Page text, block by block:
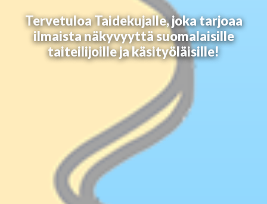
Tervetuloa Taidekujalle, joka tarjoaa
ilmaista näkyvyyttä suomalaisille
taiteilijoille ja käsityöläisille!